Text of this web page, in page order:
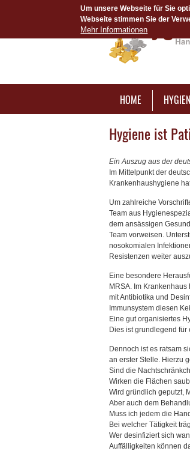
Um unsere Webseite für Sie
Webseite stimmen Sie der
Mehr Informationen
HOME
Hygiene ist
Ein Auszug aus der
Im Mittelpunkt der
Krankenhaushygiene
Um zahlreiche
Team aus
dem ansässigen
Team vorweisen.
nosokomialen
Resistenzen weiter
Eine besondere
MRSA. Im
mit Antibiotika und
Immunsystem diesen
Eine gut organisiertes
Dies ist grundlegend für
Dennoch ist es ratsam
an erster Stelle. Hierzu
Sind die
Wirken die Flächen
Wird gründlich geputzt,
Aber auch dem
Muss ich jedem die
Bei welcher Tätigkeit
Wer desinfiziert sich
Auffälligkeiten können